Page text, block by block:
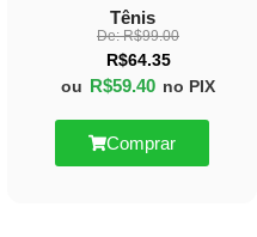
Tênis
De:R$99.00
R$64.35
ou R$59.40 no PIX
Comprar